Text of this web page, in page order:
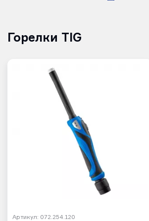
Горелки TIG
Артикул: 072.254.120